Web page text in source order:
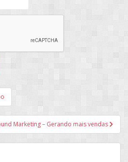
Marketing – Gerando mais vendas